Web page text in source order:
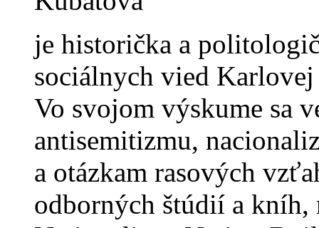
je historička a
sociálnych vied
Vo svojom výskume sa
antisemitizmu,
a otázkam rasových
odborných štúdií a